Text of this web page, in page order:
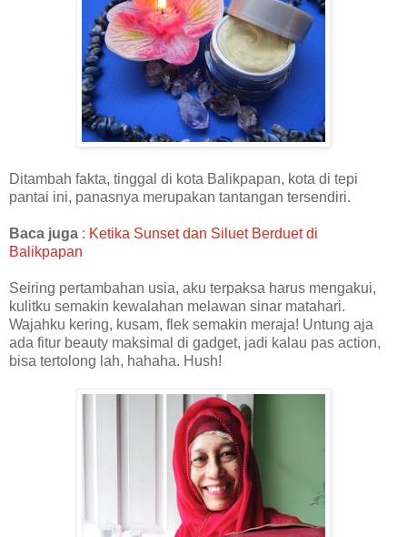
Ditambah fakta, tinggal di kota Balikpapan, kota di tepi
pantai ini, panasnya merupakan tantangan tersendiri.
Baca juga : Ketika Sunset dan Siluet Berduet di
Balikpapan
Seiring pertambahan usia, aku terpaksa harus mengakui,
kulitku semakin kewalahan melawan sinar matahari.
Wajahku kering, kusam, flek semakin meraja! Untung aja
ada fitur beauty maksimal di gadget, jadi kalau pas action,
bisa tertolong lah, hahaha. Hush!